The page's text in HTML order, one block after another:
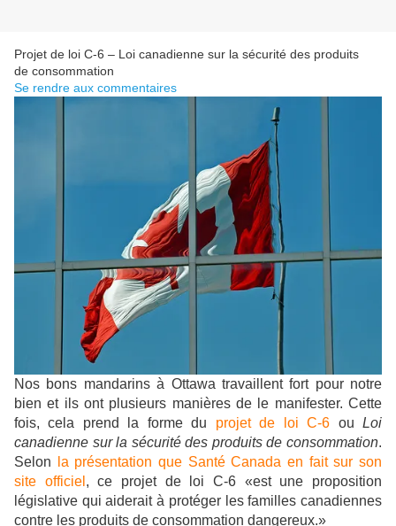
Projet de loi C-6 – Loi canadienne sur la sécurité des produits
de consommation
Se rendre aux commentaires
Nos bons mandarins à Ottawa travaillent fort pour notre
bien et ils ont plusieurs manières de le manifester. Cette
fois, cela prend la forme du
projet de loi C-6 ouLoi
canadienne sur la sécurité des produits de consommation.
Selon
la présentation que Santé Canada en fait sur son
site officiel , ce projet de loi C-6 «est une proposition
législative qui aiderait à protéger les familles canadiennes
contre les produits de consommation dangereux.»